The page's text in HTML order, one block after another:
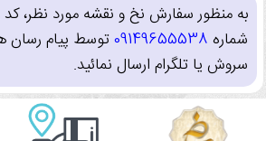
به منظور سفارش نخ و نقشه مورد نظر،
شماره 09149655538توسط پیام رسان
سروش یا تلگرام ارسال نمائید.